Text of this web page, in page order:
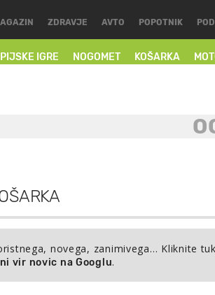
IGRE NOGOMET KOŠARKA
ZDRAVJE AVTO POPOTNIK
novega, zanimivega… Kliknite
vir novic na Googlu.